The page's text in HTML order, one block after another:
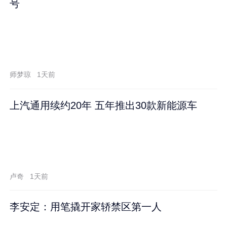
号
师梦琼 1天前
上汽通用续约20年 五年推出30款新能源车
卢奇 1天前
李安定：用笔撬开家轿禁区第一人